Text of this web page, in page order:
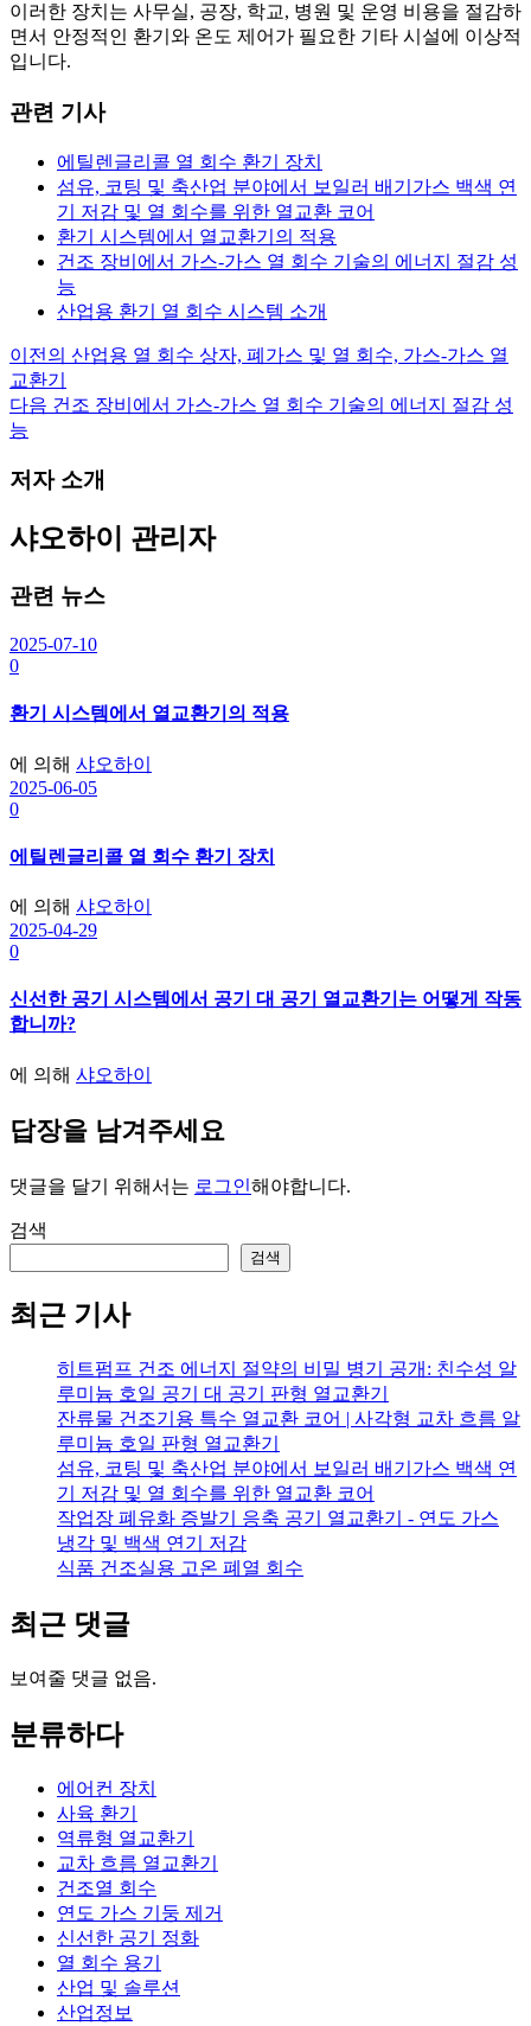
이러한 장치는 사무실, 공장, 학교, 병원 및 운영 비용을 절감하
면서 안정적인 환기와 온도 제어가 필요한 기타 시설에 이상적
입니다.
관련 기사
에틸렌글리콜 열 회수 환기 장치
섬유, 코팅 및 축산업 분야에서 보일러 배기가스 백색 연
기 저감 및 열 회수를 위한 열교환 코어
환기 시스템에서 열교환기의 적용
건조 장비에서 가스-가스 열 회수 기술의 에너지 절감 성
능
산업용 환기 열 회수 시스템 소개
글
내
비
게
션
이전의 산업용 열 회수 상자, 폐가스 및 열 회수, 가스-가스 열
교환기
다음 건조 장비에서 가스-가스 열 회수 기술의 에너지 절감 성
능
저자 소개
샤오하이 관리자
관련 뉴스
2025-07-10
0
환기 시스템에서 열교환기의 적용
에 의해 샤오하이
2025-06-05
0
에틸렌글리콜 열 회수 환기 장치
에 의해 샤오하이
2025-04-29
0
신선한 공기 시스템에서 공기 대 공기 열교환기는 어떻게 작동
합니까?
에 의해 샤오하이
답장을 남겨주세요
댓글을 달기 위해서는 로그인해야합니다.
검색
검색
최근 기사
히트펌프 건조 에너지 절약의 비밀 병기 공개: 친수성 알
루미늄 호일 공기 대 공기 판형 열교환기
잔류물 건조기용 특수 열교환 코어 | 사각형 교차 흐름 알
루미늄 호일 판형 열교환기
섬유, 코팅 및 축산업 분야에서 보일러 배기가스 백색 연
기 저감 및 열 회수를 위한 열교환 코어
작업장 폐유화 증발기 응축 공기 열교환기 - 연도 가스
냉각 및 백색 연기 저감
식품 건조실용 고온 폐열 회수
최근 댓글
보여줄 댓글 없음.
분류하다
에어컨 장치
사육 환기
역류형 열교환기
교차 흐름 열교환기
건조열 회수
연도 가스 기둥 제거
신선한 공기 정화
열 회수 용기
산업 및 솔루션
산업정보